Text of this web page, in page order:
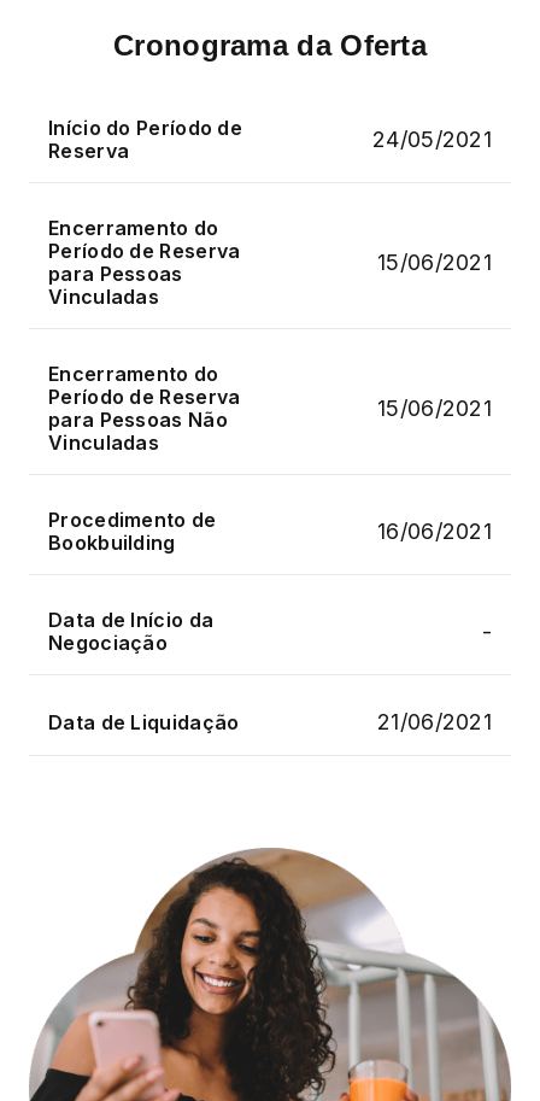
Cronograma da Oferta
Início do Período de
Reserva
24/05/2021
Encerramento do
Período de Reserva
para Pessoas
Vinculadas
15/06/2021
Encerramento do
Período de Reserva
para Pessoas Não
Vinculadas
15/06/2021
Procedimento de
Bookbuilding
16/06/2021
Data de Início da
Negociação
-
Data de Liquidação 21/06/2021